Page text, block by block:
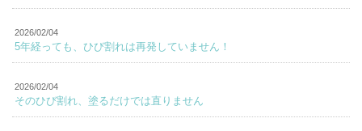
2026/02/04
5年経っても、ひび割れは再発していません！
2026/02/04
そのひび割れ、塗るだけでは直りません